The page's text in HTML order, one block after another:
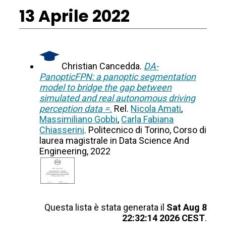
13 Aprile 2022
Christian Cancedda. DA-
PanopticFPN: a panoptic segmentation
model to bridge the gap between
simulated and real autonomous driving
perception data =. Rel. Nicola Amati,
Massimiliano Gobbi, Carla Fabiana
Chiasserini. Politecnico di Torino, Corso di
laurea magistrale in Data Science And
Engineering, 2022
Questa lista è stata generata il Sat Aug 8
22:32:14 2026 CEST.